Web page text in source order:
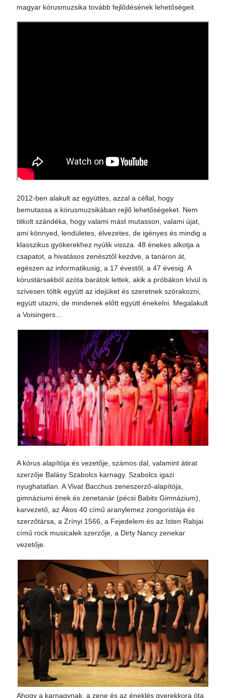
magyar kórusmuzsika tovább fejlődésének lehetőségeit.
2012-ben alakult az együttes, azzal a céllal, hogy
bemutassa a kórusmuzsikában rejlő lehetőségeket. Nem
titkolt szándéka, hogy valami mást mutasson, valami újat,
ami könnyed, lendületes, élvezetes, de igényes és mindig a
klasszikus gyökerekhez nyúlik vissza. 48 énekes alkotja a
csapatot, a hivatásos zenésztől kezdve, a tanáron át,
egészen az informatikusig, a 17 évestől, a 47 évesig. A
kórustársakból azóta barátok lettek, akik a próbákon kívül is
szívesen töltik együtt az idejüket és szeretnek szórakozni,
együtt utazni, de mindenek előtt együtt énekelni. Megalakult
a Voisingers...
A kórus alapítója és vezetője, számos dal, valamint átirat
szerzője Balásy Szabolcs karnagy. Szabolcs igazi
nyughatatlan. A Vivat Bacchus zeneszerző-alapítója,
gimnáziumi ének és zenetanár (pécsi Babits Gimnázium),
karvezető, az Ákos 40 című aranylemez zongoristája és
szerzőtársa, a Zrínyi 1566, a Fejedelem és az Isten Rabjai
című rock musicalek szerzője, a Dirty Nancy zenekar
vezetője.
Ahogy a karnagynak, a zene és az éneklés gyerekkora óta